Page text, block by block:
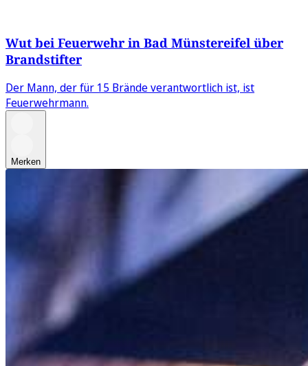
Wut bei Feuerwehr in Bad Münstereifel über
Brandstifter
Der Mann, der für 15 Brände verantwortlich ist, ist
Feuerwehrmann.
Merken